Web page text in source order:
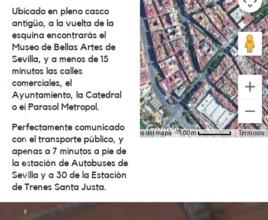
31
+
3
4
6
9
9
4
8
9
6
6
3
re
ce
p
ci
o
Ubicado en pleno casco
antigüo, a la vuelta de la
esquina encontrarás el
Museo de Bellas Artes de
Sevilla, y a menos de 15
minutos las calles
comerciales, el
Ayuntamiento, la Catedral
o el Parasol Metropol.
Perfectamente comunicado
con el transporte público, y
apenas a 7 minutos a pie de
la estación de Autobuses de
Sevilla y a 30 de la Estación
de Trenes Santa Justa.